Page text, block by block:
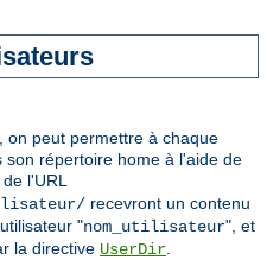
on peut permettre à chaque
répertoire home à l'aide de
l'URL
recevront un contenu
"nom_utilisateur", et
la directive UserDir